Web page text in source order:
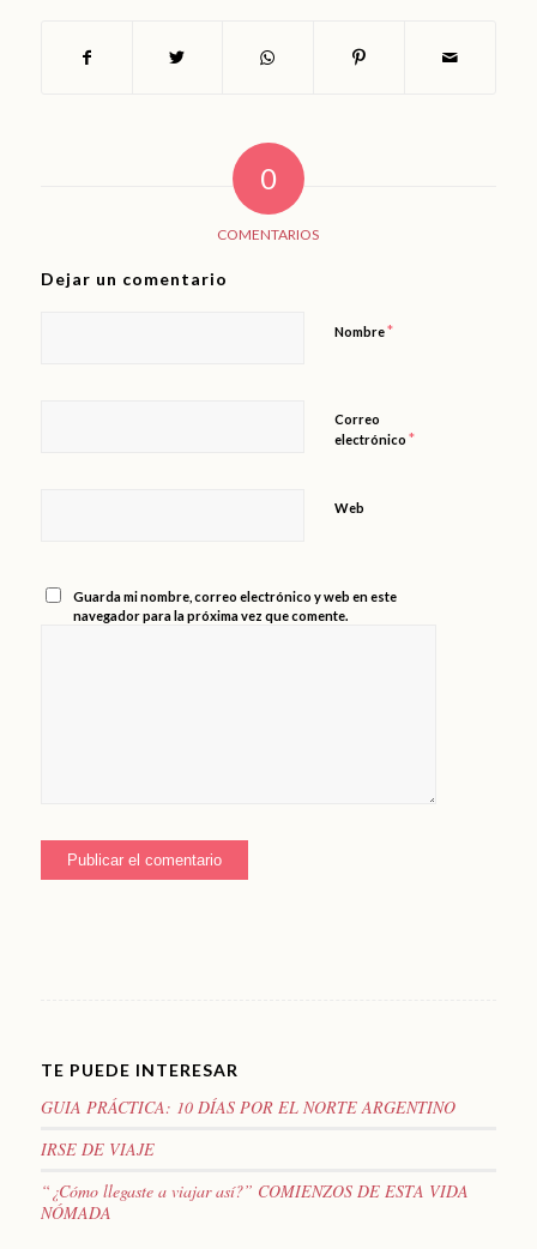
0
COMENTARIOS
Dejar un comentario
Nombre*
Correo
electrónico *
Web
Guarda mi nombre, correo electrónico y web en este
navegador para la próxima vez que comente.
TE PUEDE INTERESAR
GUIA PRÁCTICA: 10 DÍAS POR EL NORTE ARGENTINO
IRSE DE VIAJE
“¿Cómo llegaste a viajar así?” COMIENZOS DE ESTA VIDA
NÓMADA